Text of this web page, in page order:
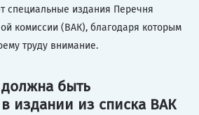
специальные издания Перечня
комиссии (ВАК), благодаря которым
труду внимание.
должна быть
издании из списка ВАК